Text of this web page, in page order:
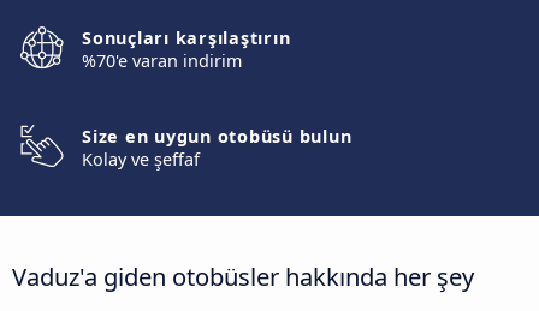
Sonuçları karşılaştırın
%70'e varan indirim
Size en uygun otobüsü bulun
Kolay ve şeffaf
Vaduz'a giden otobüsler hakkında her şey